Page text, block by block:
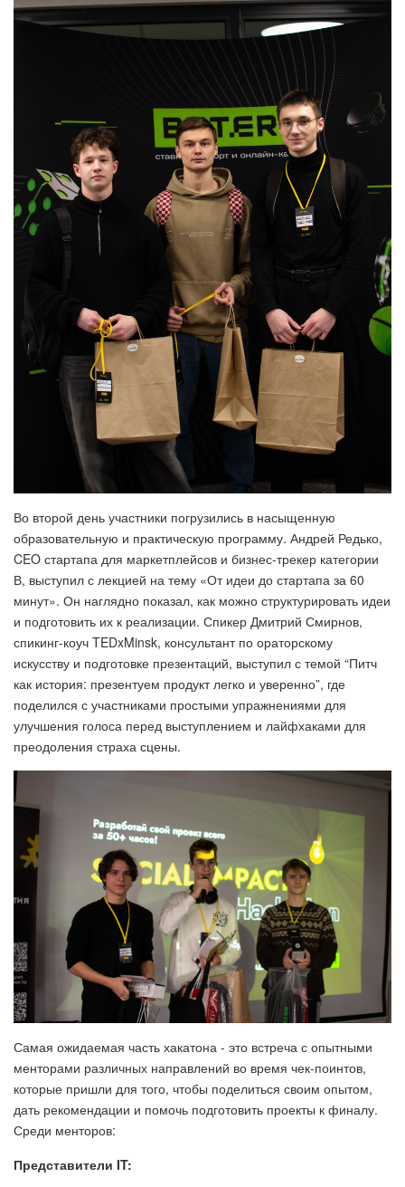
Во второй день участники погрузились в насыщенную
образовательную и практическую программу. Андрей Редько,
CEO стартапа для маркетплейсов и бизнес-трекер категории
В, выступил с лекцией на тему «От идеи до стартапа за 60
минут». Он наглядно показал, как можно структурировать идеи
и подготовить их к реализации. Спикер Дмитрий Смирнов,
спикинг-коуч TEDxMinsk, консультант по ораторскому
искусству и подготовке презентаций, выступил с темой “Питч
как история: презентуем продукт легко и уверенно”, где
поделился с участниками простыми упражнениями для
улучшения голоса перед выступлением и лайфхаками для
преодоления страха сцены.
Самая ожидаемая часть хакатона - это встреча с опытными
менторами различных направлений во время чек-поинтов,
которые пришли для того, чтобы поделиться своим опытом,
дать рекомендации и помочь подготовить проекты к финалу.
Среди менторов:
Представители IT: